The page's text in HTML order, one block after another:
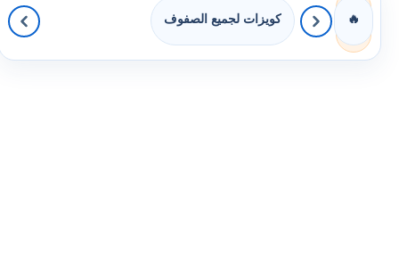
🔥 كويزات لجميع الصفوف